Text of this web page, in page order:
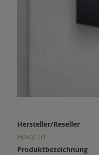
Hersteller/Reseller
Hoval srl
Produktbezeichnung